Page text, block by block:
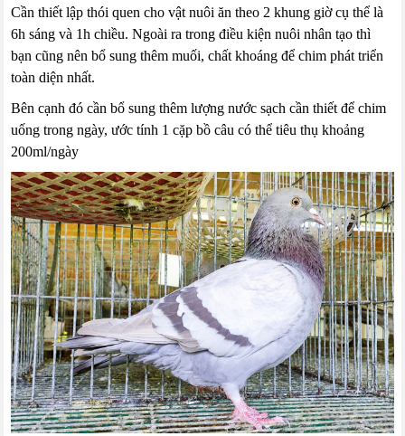
Cần thiết lập thói quen cho vật nuôi ăn theo 2 khung giờ cụ thể là
6h sáng và 1h chiều. Ngoài ra trong điều kiện nuôi nhân tạo thì
bạn cũng nên bổ sung thêm muối, chất khoáng để chim phát triển
toàn diện nhất.
Bên cạnh đó cần bổ sung thêm lượng nước sạch cần thiết để chim
uống trong ngày, ước tính 1 cặp bồ câu có thể tiêu thụ khoảng
200ml/ngày